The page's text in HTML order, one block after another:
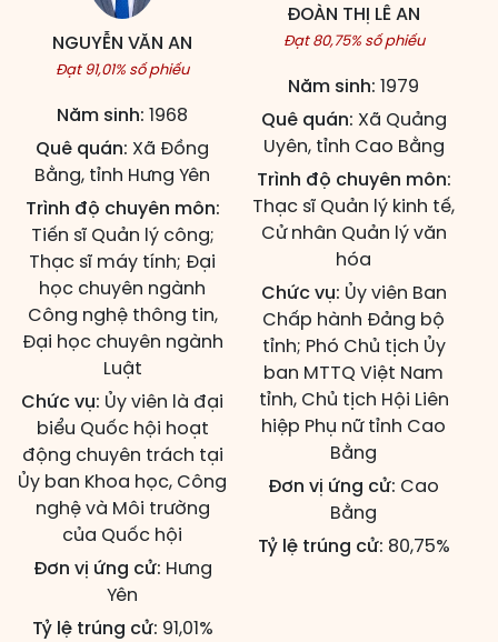
NGUYỄN VĂN AN
Đạt 91,01% số phiếu
Năm sinh: 1968
Quê quán: Xã Đồng
Bằng, tỉnh Hưng Yên
Trình độ chuyên môn:
Tiến sĩ Quản lý công;
Thạc sĩ máy tính; Đại
học chuyên ngành
Công nghệ thông tin,
Đại học chuyên ngành
Luật
Chức vụ: Ủy viên là đại
biểu Quốc hội hoạt
động chuyên trách tại
Ủy ban Khoa học, Công
nghệ và Môi trường
của Quốc hội
Đơn vị ứng cử: Hưng
Yên
Tỷ lệ trúng cử: 91,01%
ĐOÀN THỊ LÊ AN
Đạt 80,75% số phiếu
Năm sinh: 1979
Quê quán: Xã Quảng
Uyên, tỉnh Cao Bằng
Trình độ chuyên môn:
Thạc sĩ Quản lý kinh tế,
Cử nhân Quản lý văn
hóa
Chức vụ: Ủy viên Ban
Chấp hành Đảng bộ
tỉnh; Phó Chủ tịch Ủy
ban MTTQ Việt Nam
tỉnh, Chủ tịch Hội Liên
hiệp Phụ nữ tỉnh Cao
Bằng
Đơn vị ứng cử: Cao
Bằng
Tỷ lệ trúng cử: 80,75%